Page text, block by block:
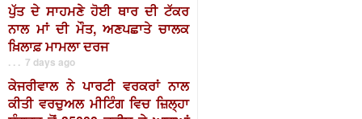
ਪੁੱਤ ਦੇ ਸਾਹਮਣੇ ਹੋਈ ਥਾਰ ਦੀ ਟੱਕਰ
ਨਾਲ ਮਾਂ ਦੀ ਮੌਤ, ਅਣਪਛਾਤੇ ਚਾਲਕ
ਖ਼ਿਲਾਫ਼ ਮਾਮਲਾ ਦਰਜ
. . . 7 days ago
ਕੇਜਰੀਵਾਲ ਨੇ ਪਾਰਟੀ ਵਰਕਰਾਂ ਨਾਲ
ਕੀਤੀ ਵਰਚੁਅਲ ਮੀਟਿੰਗ ਵਿਚ ਜ਼ਿਲ੍ਹਾ